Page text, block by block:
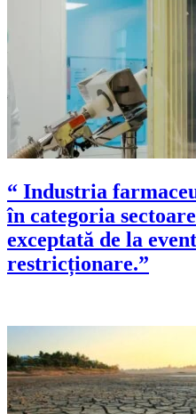
“ Industria
în categoria
exceptată de la
restricționare.”